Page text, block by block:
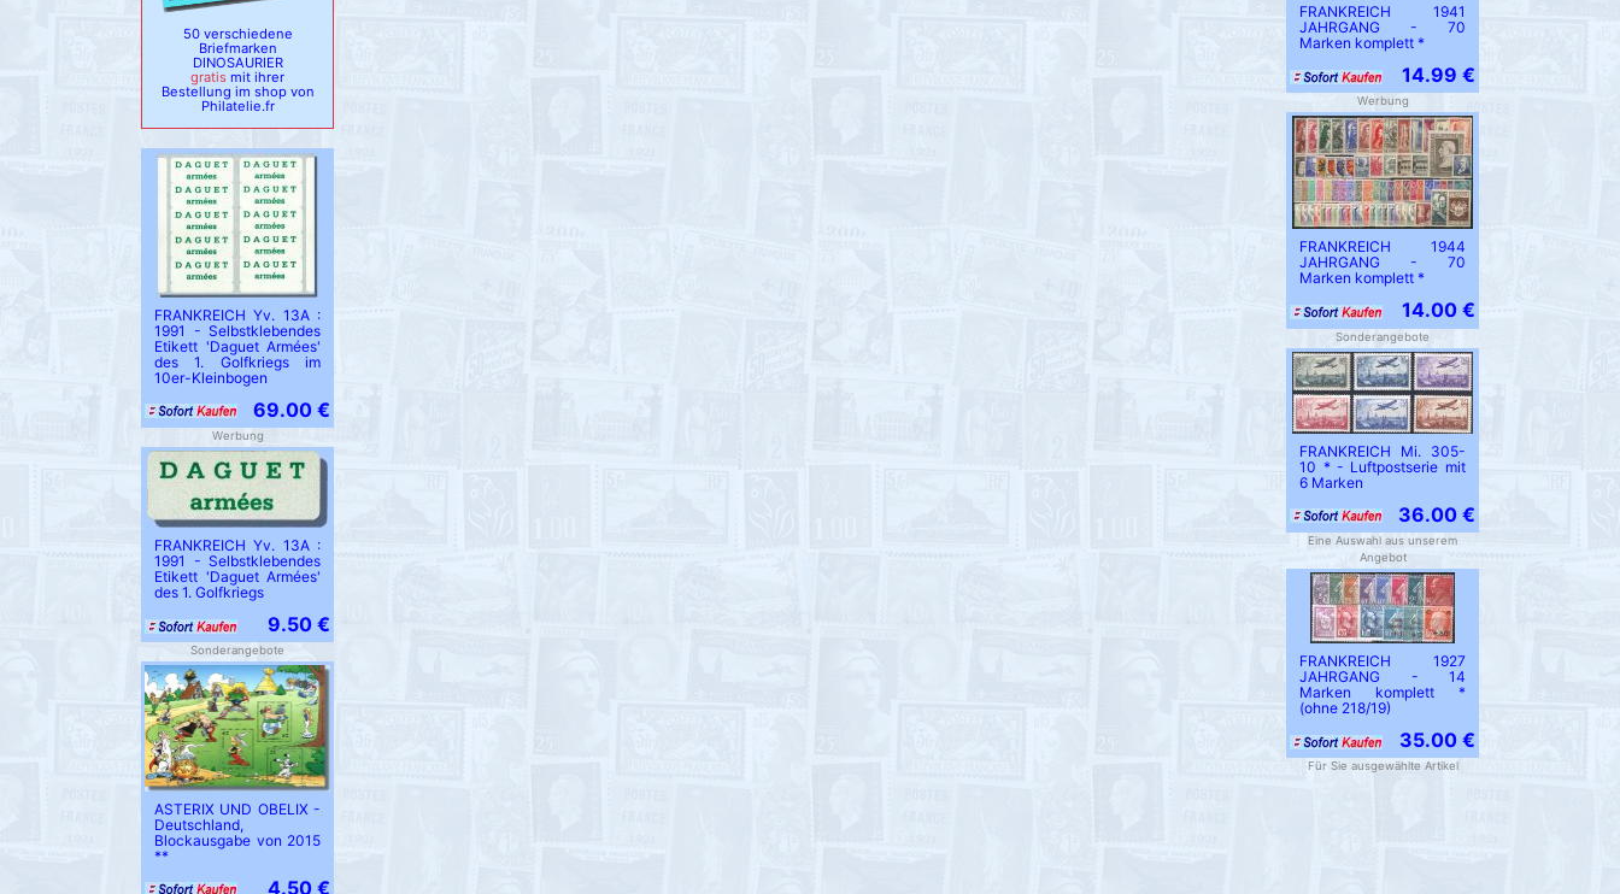
50 verschiedene
Briefmarken
DINOSAURIER
gratis mit ihrer
Bestellung im shop von
Philatelie.fr
FRANKREICH Yv. 13A :
1991 - Selbstklebendes
Etikett 'Daguet Armées'
des 1. Golfkriegs im
10er-Kleinbogen
69.00 €
Werbung
FRANKREICH Yv. 13A :
1991 - Selbstklebendes
Etikett 'Daguet Armées'
des 1. Golfkriegs
9.50 €
Sonderangebote
ASTERIX UND OBELIX -
Deutschland,
Blockausgabe von 2015
**
4.50 €
FRANKREICH 1941
JAHRGANG - 70
Marken komplett *
14.99 €
Werbung
FRANKREICH 1944
JAHRGANG - 70
Marken komplett *
14.00 €
Sonderangebote
FRANKREICH Mi. 305-
10 * - Luftpostserie mit
6 Marken
36.00 €
Eine Auswahl aus unserem
Angebot
FRANKREICH 1927
JAHRGANG - 14
Marken komplett *
(ohne 218/19)
35.00 €
Für Sie ausgewählte Artikel